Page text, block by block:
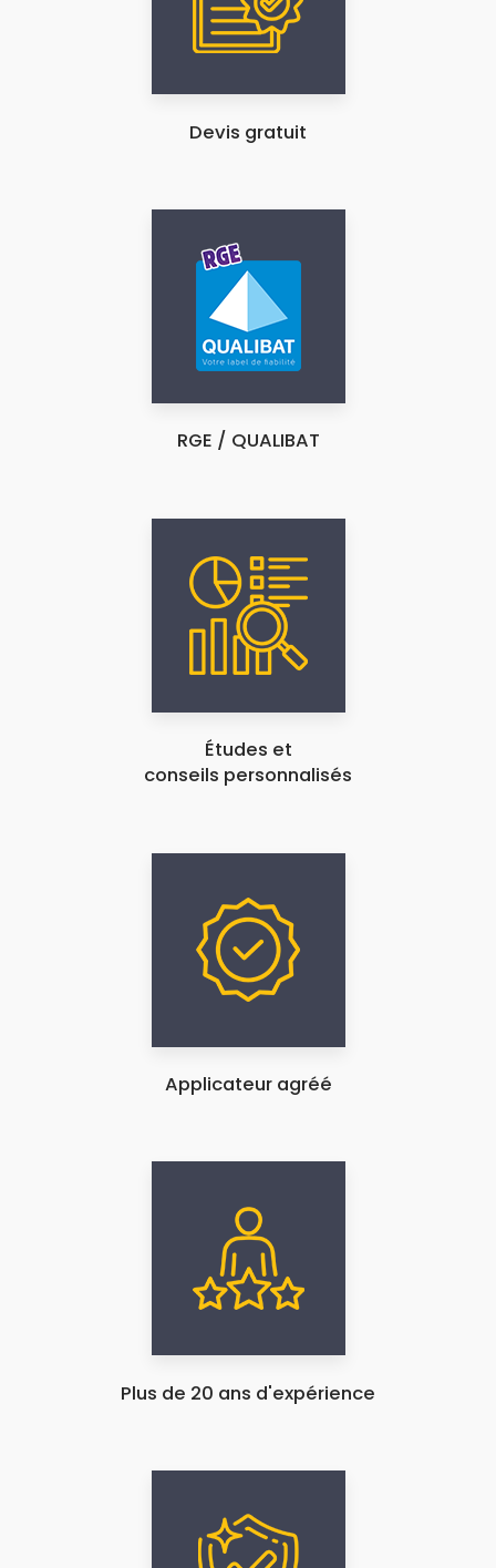
Devis gratuit
RGE / QUALIBAT
Études et
conseils personnalisés
Applicateur agréé
Plus de 20 ans d'expérience